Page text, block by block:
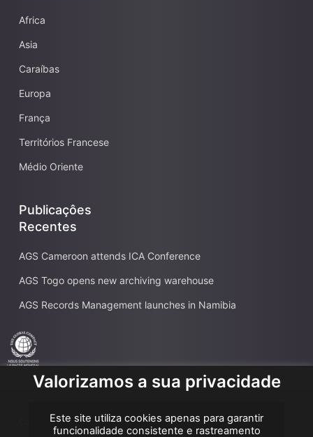
Africa
Asia
Caraíbas
Europa
França
Territórios Francese
Médio Oriente
Publicaçôes
Recentes
AGS Cameroon attends ICA Conference
AGS Togo opens new archiving warehouse
AGS Records Management launches in Namibia
Copyright AGS @2026
Valorizamos a sua privacidade
Este site utiliza cookies apenas para garantir
funcionalidade consistente e rastreamento